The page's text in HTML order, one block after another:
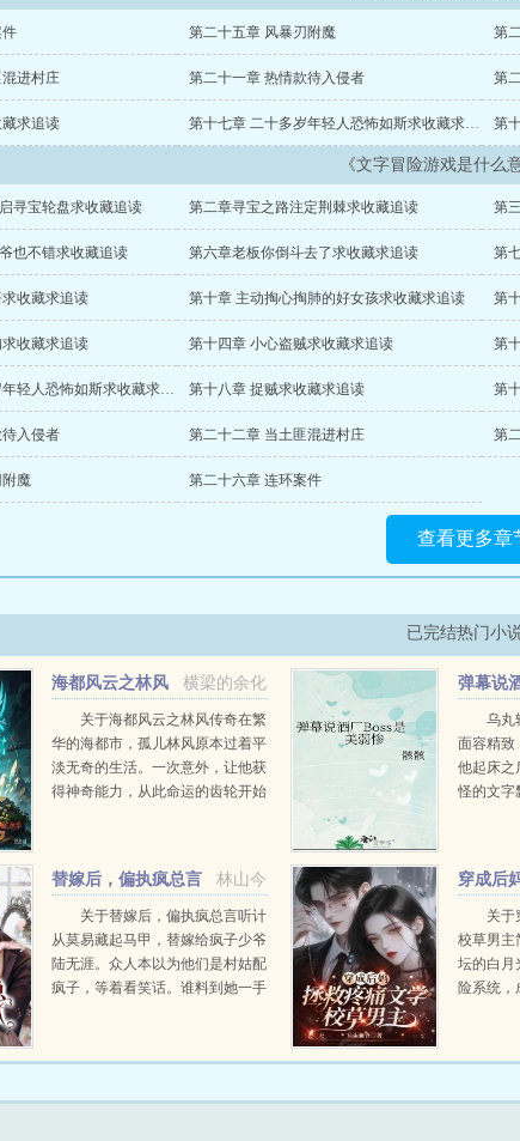
第二十五章 风暴刃附魔 第
进村庄 第二十一章 热情款待入侵者 第
求追读 第十七章 二十多岁年轻人恐怖如斯求收藏求追读
《文字冒险游戏是什么
寻宝轮盘求收藏追读 第二章寻宝之路注定荆棘求收藏追读 第
也不错求收藏追读 第六章老板你倒斗去了求收藏求追读 第
收藏求追读 第十章 主动掏心掏肺的好女孩求收藏求追读
收藏求追读 第十四章 小心盗贼求收藏求追读 第
第十七章 二十多岁年轻人恐怖如斯求收藏求追读 第十八章 捉贼求收藏求追读 第
入侵者 第二十二章 当土匪混进村庄 第
魔 第二十六章 连环案件
查看更多章
已完结热门小
横梁的余化
海都风云之林风
传奇关于海都风云之林风传奇在繁
华的海都市，孤儿林风原本过着平
淡无奇的生活。一次意外，让他获
得神奇能力，从此命运的齿轮开始
和助手秦雪的帮衬下，让公...
弹幕说
乌丸
面容精致
他起床之
怪的文字
林山今
替嫁后，偏执疯总言
听计从关于替嫁后，偏执疯总言听计
从莫易藏起马甲，替嫁给疯子少爷
陆无涯。众人本以为他们是村姑配
疯子，等着看笑话。谁料到她一手
假面，绝美容颜妒天下陆无涯踢开
穿成后
文学校
关于
校草男主
坛的白月
险系统，
且他爸沉